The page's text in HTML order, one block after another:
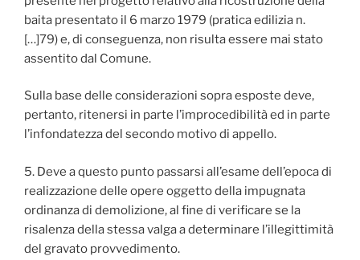
baita presentato il 6 marzo 1979 (pratica edilizia n.
[…]79) e, di conseguenza, non risulta essere mai stato
assentito dal Comune.
Sulla base delle considerazioni sopra esposte deve,
pertanto, ritenersi in parte l’improcedibilità ed in parte
l’infondatezza del secondo motivo di appello.
5. Deve a questo punto passarsi all’esame dell’epoca di
realizzazione delle opere oggetto della impugnata
ordinanza di demolizione, al fine di verificare se la
risalenza della stessa valga a determinare l’illegittimità
del gravato provvedimento.